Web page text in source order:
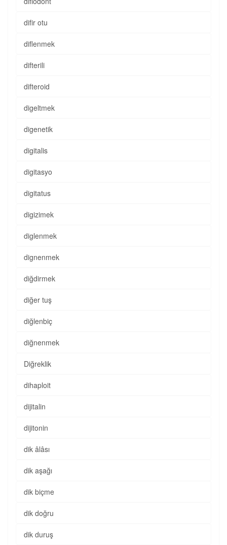
difir otu
diflenmek
difterili
difteroid
digeltmek
digenetik
digitalis
digitasyo
digitatus
digizimek
diglenmek
dignenmek
diğdirmek
diğer tuş
diğlenbiç
diğnenmek
Diğreklik
dihaploit
dijitalin
dijitonin
dik âlâsı
dik aşağı
dik biçme
dik doğru
dik duruş